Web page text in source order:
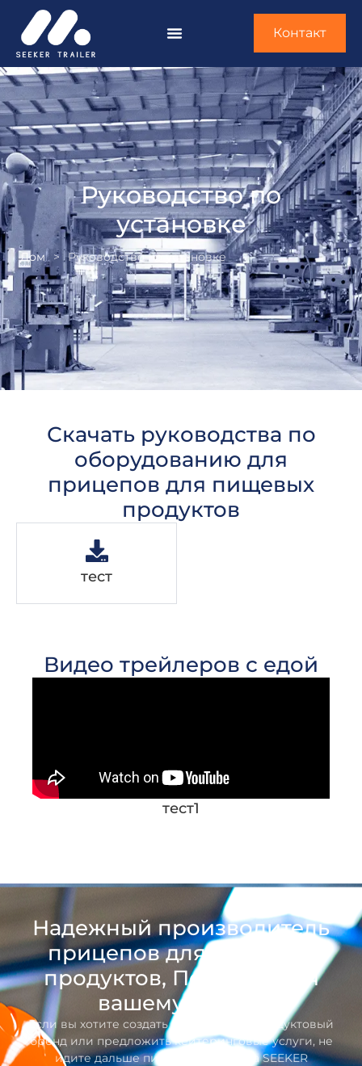
Контакт
Руководство по
установке
Дом > Руководство по установке
Скачать руководства по
оборудованию для
прицепов для пищевых
продуктов
тест
Видео трейлеров с едой
тест1
Надежный производитель
прицепов для пищевых
продуктов, Посвящается
вашему успеху
Если вы хотите создать собственный продуктовый
бренд или предложить кейтеринговые услуги, не
идите дальше пищевого прицепа SEEKER